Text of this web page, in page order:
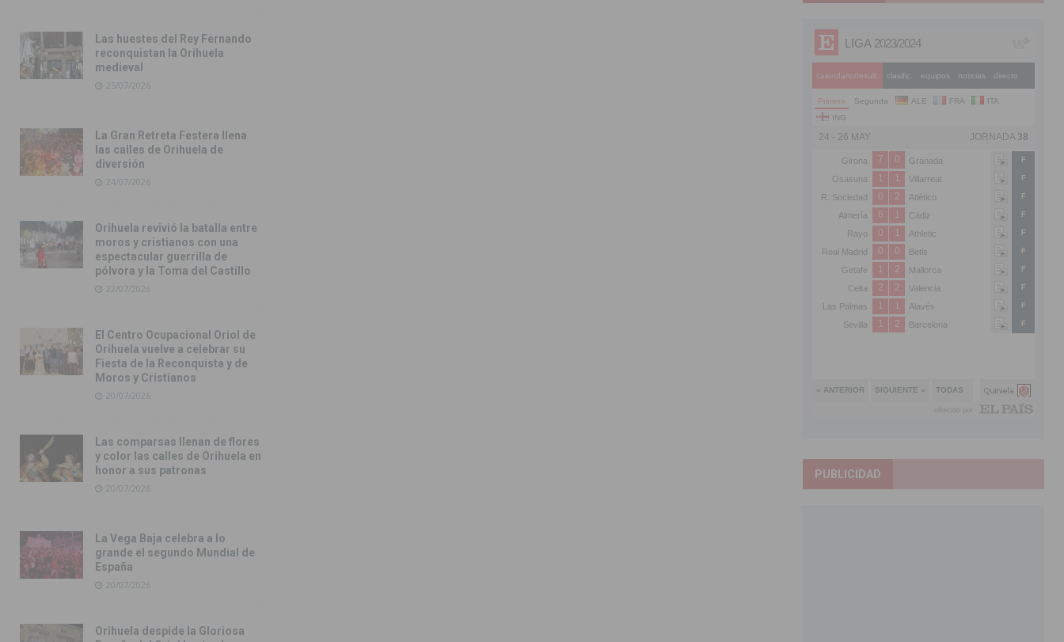
Las huestes del Rey Fernando
reconquistan la Orihuela
medieval
25/07/2026
La Gran Retreta Festera llena
las calles de Orihuela de
diversión
24/07/2026
Orihuela revivió la batalla entre
moros y cristianos con una
espectacular guerrilla de
pólvora y la Toma del Castillo
22/07/2026
El Centro Ocupacional Oriol de
Orihuela vuelve a celebrar su
Fiesta de la Reconquista y de
Moros y Cristianos
20/07/2026
Las comparsas llenan de flores
y color las calles de Orihuela en
honor a sus patronas
20/07/2026
La Vega Baja celebra a lo
grande el segundo Mundial de
España
20/07/2026
Orihuela despide la Gloriosa
PUBLICIDAD